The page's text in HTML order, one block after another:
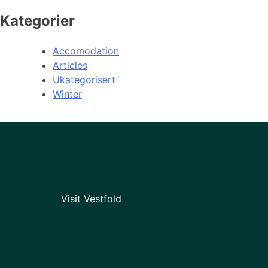
Kategorier
Accomodation
Articles
Ukategorisert
Winter
Visit Vestfold